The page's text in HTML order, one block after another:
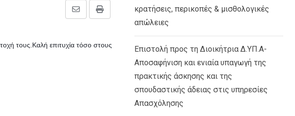
Print
Share
Email
τους.Καλή επιτυχία τόσο στους
κρατήσεις, περικοπές & μισθολογικές
απώλειες
Επιστολή προς τη Διοικήτρια Δ.ΥΠ.Α-
Αποσαφήνιση και ενιαία υπαγωγή της
πρακτικής άσκησης και της
σπουδαστικής άδειας στις υπηρεσίες
Απασχόλησης